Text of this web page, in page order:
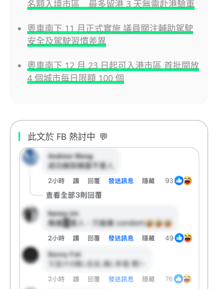
名額入境市區 最多留港 3 天無需赴港驗車
粵車南下 11 月正式實施 議員關注輔助駕駛
安全及駕駛習慣差異
粵車南下 12 月 23 日起可入港市區 首批開放
4 個城市每日限額 100 個
此文於 FB 熱討中 💬